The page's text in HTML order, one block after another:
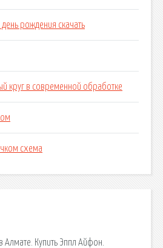
день рождения скачать
круг в современной обработке
схема
Купить Эппл Айфон.